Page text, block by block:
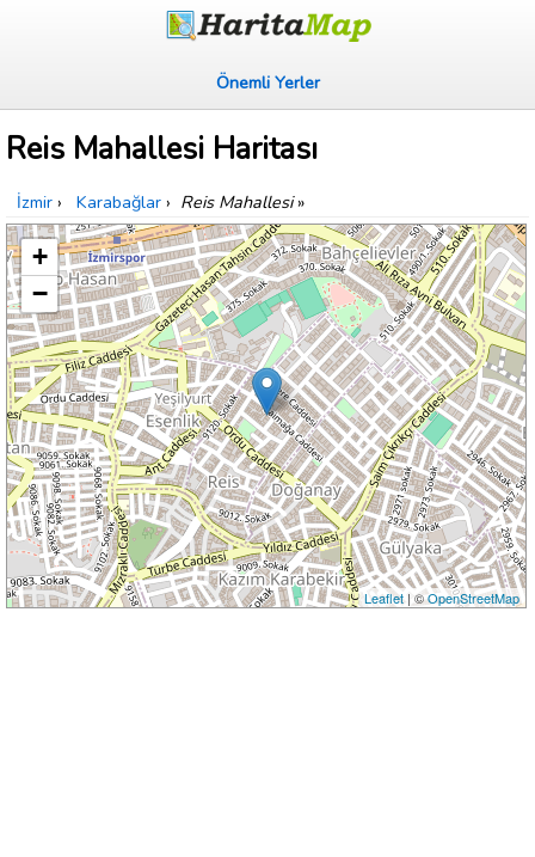
Önemli Yerler
Reis Mahallesi Haritası
İzmir › Karabağlar › Reis Mahallesi»
+
−
Leaflet| ©OpenStreetMap